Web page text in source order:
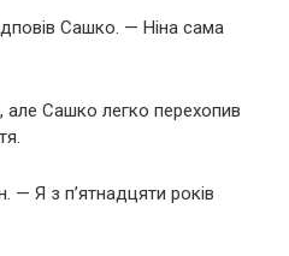
Сашко. — Ніна сама
але Сашко легко перехопив
— Я з п’ятнадцяти років